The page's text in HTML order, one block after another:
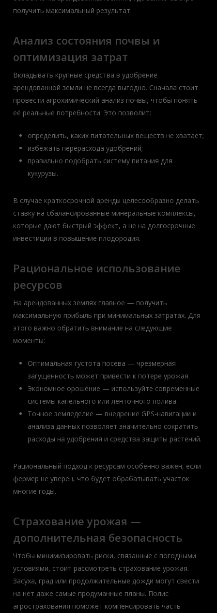
получить максимальный результат.
Анализ состояния почвы и
оптимизация затрат
Вкладывать крупные средства в удобрение
арендованной земли не всегда выгодно. Сначала стоит
провести агрохимический анализ почвы, чтобы понять
её реальные потребности. Это позволит:
определить, каких питательных веществ не хватает;
избежать перерасхода удобрений;
правильно подобрать систему питания для
кукурузы.
В случае краткосрочной аренды целесообразно делать
ставку на сбалансированные минеральные комплексы,
которые дают быстрый эффект, а не на долгосрочные
инвестиции в повышение плодородия.
Рациональное использование
ресурсов
На арендованных землях главное — получить
максимальную прибыль при минимальных затратах. Для
этого важно обратить внимание на следующие
моменты:
Оптимальная густота посева — чрезмерная
загущенность может привести к потере урожая.
Экономное орошение — используйте современные
системы капельного или ленточного полива.
Точное земледелие — внедрение GPS-навигации и
анализа данных позволяет значительно сократить
расходы на удобрения и средства защиты растений.
Рациональный подход к ресурсам особенно важен, если
фермер не уверен, что будет обрабатывать участок
многие годы.
Страхование урожая —
дополнительная безопасность
Чтобы минимизировать риски, связанные с погодными
условиями, стоит рассмотреть страхование урожая.
Засуха, град или продолжительные дожди могут свести
на нет даже самые продуманные планы. Полис
агрострахования поможет компенсировать часть